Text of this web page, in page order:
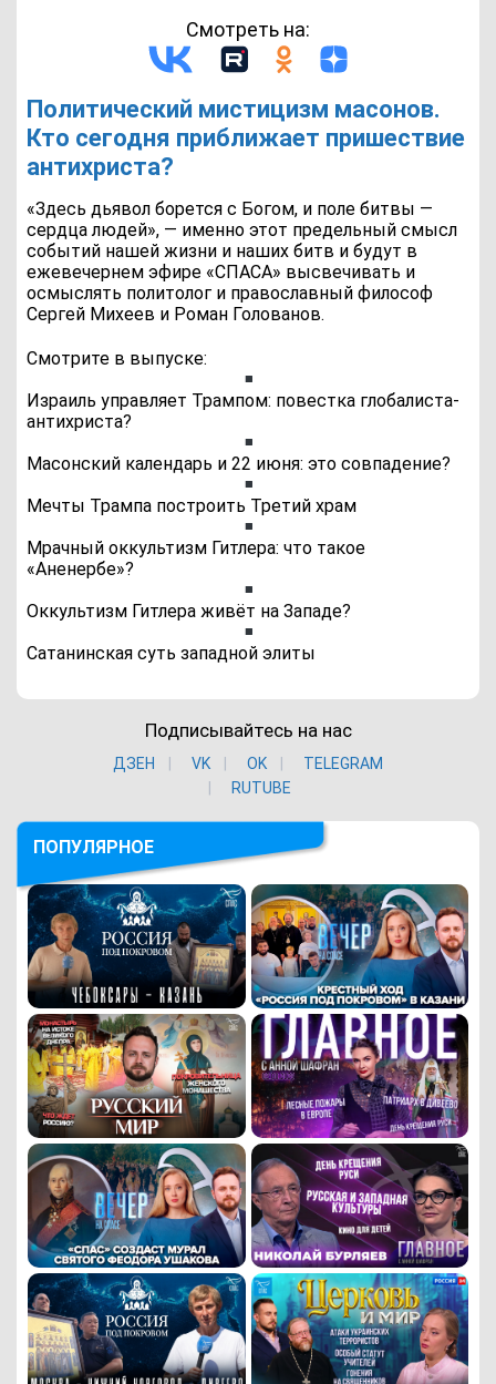
Смотреть на:
Политический мистицизм масонов.
Кто сегодня приближает пришествие
антихриста?
«Здесь дьявол борется с Богом, и поле битвы —
сердца людей», — именно этот предельный смысл
событий нашей жизни и наших битв и будут в
ежевечернем эфире «СПАСА» высвечивать и
осмыслять политолог и православный философ
Сергей Михеев и Роман Голованов.
Смотрите в выпуске:
Израиль управляет Трампом: повестка глобалиста-
антихриста?
Масонский календарь и 22 июня: это совпадение?
Мечты Трампа построить Третий храм
Мрачный оккультизм Гитлера: что такое
«Аненербе»?
Оккультизм Гитлера живёт на Западе?
Сатанинская суть западной элиты
Подписывайтесь на нас
ДЗЕН VK ОK
TELEGRAM
RUTUBE
ПОПУЛЯРНОЕ